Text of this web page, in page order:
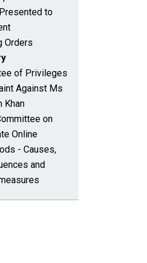
to
Orders
of Privileges
Against Ms
Khan
on
Online
- Causes,
and